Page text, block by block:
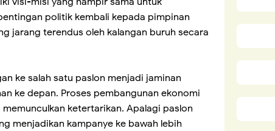
politik kembali kepada pimpinan
jarang terendus oleh kalangan buruh secara
ke salah satu paslon menjadi jaminan
ke depan. Proses pembangunan ekonomi
ketertarikan. Apalagi paslon
menjadikan kampanye ke bawah lebih